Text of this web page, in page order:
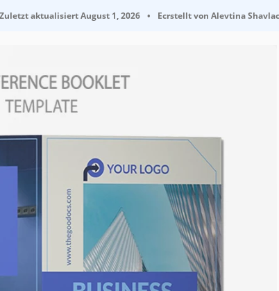
Zuletzt aktualisiertAugust 1, 2026 • Ecrstellt von Alevtina